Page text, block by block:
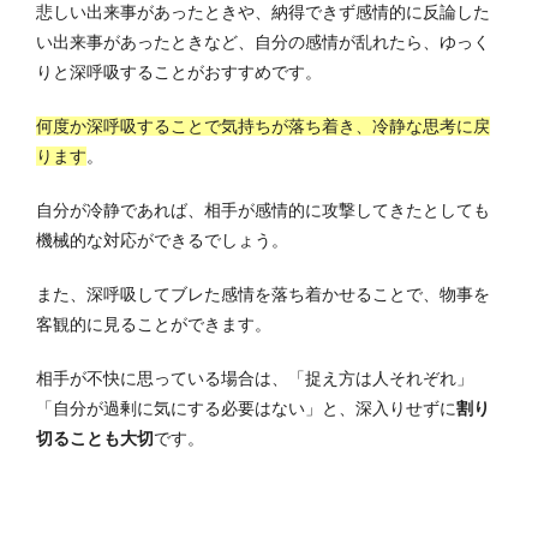
悲しい出来事があったときや、納得できず感情的に反論した
い出来事があったときなど、自分の感情が乱れたら、ゆっく
りと深呼吸することがおすすめです。
何度か深呼吸することで気持ちが落ち着き、冷静な思考に戻
ります。
自分が冷静であれば、相手が感情的に攻撃してきたとしても
機械的な対応ができるでしょう。
また、深呼吸してブレた感情を落ち着かせることで、物事を
客観的に見ることができます。
相手が不快に思っている場合は、「捉え方は人それぞれ」
「自分が過剰に気にする必要はない」と、深入りせずに割り
切ることも大切です。